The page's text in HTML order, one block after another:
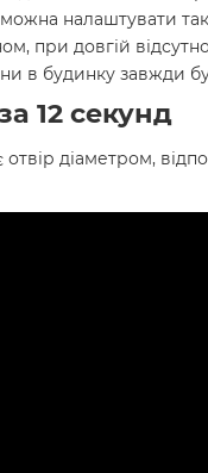
налаштувати
при довгій
в будинку завжди
12 секунд
отвір діаметром,